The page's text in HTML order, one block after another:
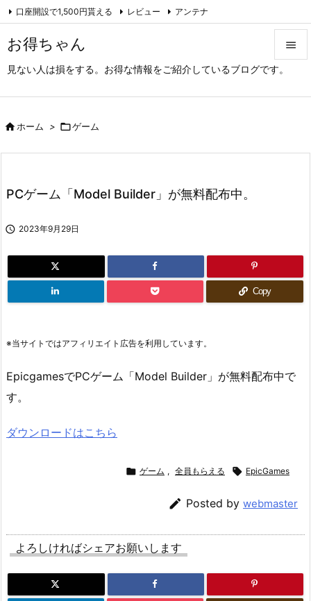
お得ちゃん
見ない人は損をする。お得な情報をご紹介しているブログです。

口座開設で1,500円貰える レビュー アンテナ
アーカイブ（旧サイト）
ホーム > ゲーム
PCゲーム「Model Builder」が無料配布中。
 2023年9月29日
Copy
※当サイトではアフィリエイト広告を利用しています。
EpicgamesでPCゲーム「Model Builder」が無料配布中で
す。
ダウンロードはこちら
 ゲーム , 全員もらえる  EpicGames
 Posted by webmaster
よろしければシェアお願いします